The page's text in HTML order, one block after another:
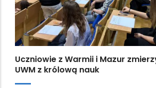
Uczniowie z Warmii i Mazur
UWM z królową nauk